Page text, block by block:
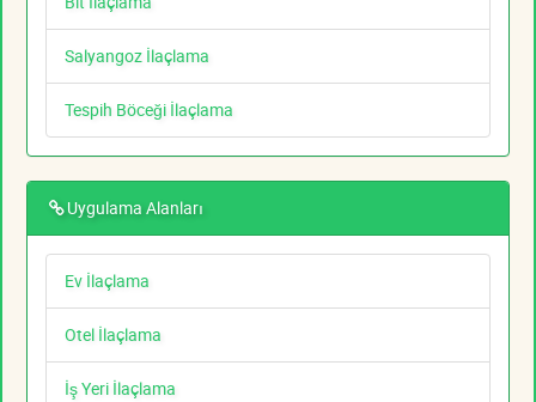
Salyangoz İlaçlama
Tespih Böceği İlaçlama
Uygulama Alanları
Ev İlaçlama
Otel İlaçlama
İş Yeri İlaçlama